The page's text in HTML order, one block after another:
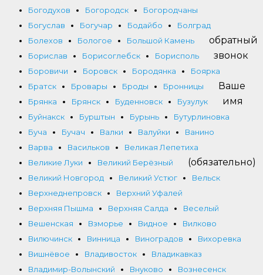
Богодухов
Богородск
Богородчаны
Богуслав
Богучар Бодайбо
Болград
Болехов
Бологое
Большой Камень
Борислав
Борисоглебск
Борисполь
Боровичи
Боровск Бородянка
Боярка
Братск
Бровары Броды
Бронницы
Брянка
Брянск Буденновск
Бузулук
Буйнакск
Бурштын Бурынь
Бутурлиновка
Буча
Бучач Валки Валуйки
Ванино
Варва
Васильков
Великая Лепетиха
Великие Луки
Великий Берёзный
Великий Новгород
Великий Устюг
Вельск
Верхнеднепровск
Верхний Уфалей
Верхняя Пышма
Верхняя Салда
Веселый
Вешенская
Взморье Видное
Вилково
Вилючинск
Винница Виноградов
Вихоревка
Вишнёвое
Владивосток
Владикавказ
Владимир-Волынский
Внуково
Вознесенск
обратный
звонок
Ваше
имя
(обязательно)